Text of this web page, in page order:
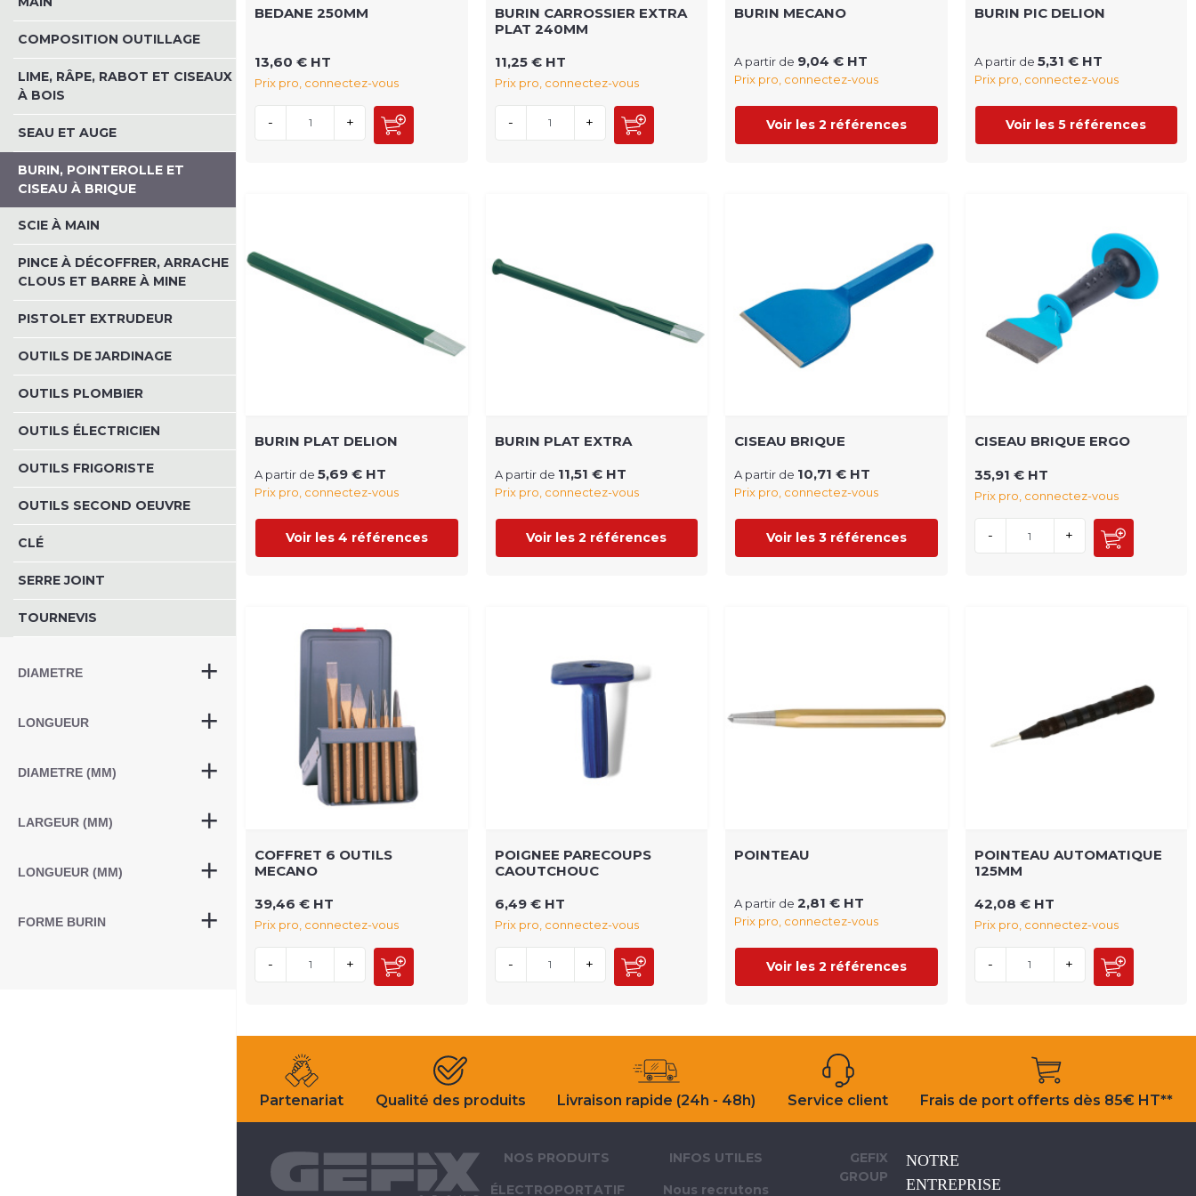
COMPOSITION OUTILLAGE
LIME, RÂPE, RABOT ET CISEAUX
À BOIS
SEAU ET AUGE
BURIN, POINTEROLLE ET
CISEAU À BRIQUE
SCIE À MAIN
PINCE À DÉCOFFRER, ARRACHE
CLOUS ET BARRE À MINE
PISTOLET EXTRUDEUR
OUTILS DE JARDINAGE
OUTILS PLOMBIER
OUTILS ÉLECTRICIEN
OUTILS FRIGORISTE
OUTILS SECOND OEUVRE
CLÉ
SERRE JOINT
TOURNEVIS
DIAMETRE
LONGUEUR
DIAMETRE (MM)
LARGEUR (MM)
LONGUEUR (MM)
FORME BURIN
BEDANE 250MM
13,60 € HT
Prix pro, connectez-vous
- +
BURIN CARROSSIER EXTRA
PLAT 240MM
11,25 € HT
Prix pro, connectez-vous
- +
BURIN MECANO
A partir de 9,04 € HT
Prix pro, connectez-vous
Voir les 2 références
BURIN PIC DELION
A partir de 5,31 € HT
Prix pro, connectez-vous
Voir les 5 références
BURIN PLAT DELION
A partir de 5,69 € HT
Prix pro, connectez-vous
Voir les 4 références
BURIN PLAT EXTRA
A partir de 11,51 € HT
Prix pro, connectez-vous
Voir les 2 références
CISEAU BRIQUE
A partir de 10,71 € HT
Prix pro, connectez-vous
Voir les 3 références
CISEAU BRIQUE ERGO
35,91 € HT
Prix pro, connectez-vous
- +
COFFRET 6 OUTILS
MECANO
39,46 € HT
Prix pro, connectez-vous
- +
POIGNEE PARECOUPS
CAOUTCHOUC
6,49 € HT
Prix pro, connectez-vous
- +
POINTEAU
A partir de 2,81 € HT
Prix pro, connectez-vous
Voir les 2 références
POINTEAU AUTOMATIQUE
125MM
42,08 € HT
Prix pro, connectez-vous
- +
Partenariat Qualité des produits Livraison rapide (24h - 48h) Service client Frais de port offerts dès 85€ HT**
NOS PRODUITS
ÉLECTROPORTATIF
INFOS UTILES
Nous recrutons
GEFIX
GROUP
NOTRE
ENTREPRISE